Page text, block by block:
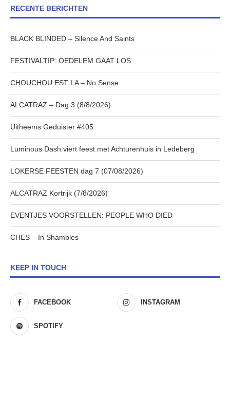
RECENTE BERICHTEN
BLACK BLINDED – Silence And Saints
FESTIVALTIP: OEDELEM GAAT LOS
CHOUCHOU EST LA – No Sense
ALCATRAZ – Dag 3 (8/8/2026)
Uitheems Geduister #405
Luminous Dash viert feest met Achturenhuis in Ledeberg
LOKERSE FEESTEN dag 7 (07/08/2026)
ALCATRAZ Kortrijk (7/8/2026)
EVENTJES VOORSTELLEN: PEOPLE WHO DIED
CHES – In Shambles
KEEP IN TOUCH
FACEBOOK INSTAGRAM
SPOTIFY